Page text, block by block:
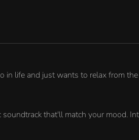
in life and just wants to relax from
that'll match your mood.